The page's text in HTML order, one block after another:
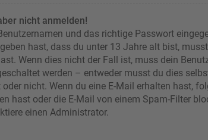
nicht anmelden!
und das richtige Passwort
hast, dass du unter 13 Jahre alt bist,
Wenn dies nicht der Fall ist, muss dein
werden – entweder musst du dies
nicht. Wenn du eine E-Mail erhalten hast,
hast oder die E-Mail von einem Spam-Filter
einen Administrator.